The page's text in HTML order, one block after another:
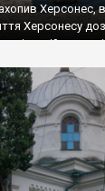
Херсонес,
Херсонесу
візантійському
язичник, став
було Хрещення
названо